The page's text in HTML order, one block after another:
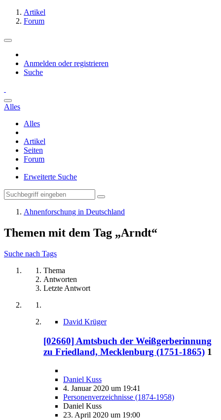
Artikel
Forum
Anmelden oder registrieren
Suche
Alles
Alles
Artikel
Seiten
Forum
Erweiterte Suche
Ahnenforschung in Deutschland
Themen mit dem Tag „Arndt“
Suche nach Tags
Thema
Antworten
Letzte Antwort
David Krüger
[02660] Amtsbuch der Weißgerberinnung
zu Friedland, Mecklenburg (1751-1865) 1
Daniel Kuss
4. Januar 2020 um 19:41
Personenverzeichnisse (1874-1958)
Daniel Kuss
23. April 2020 um 19:00